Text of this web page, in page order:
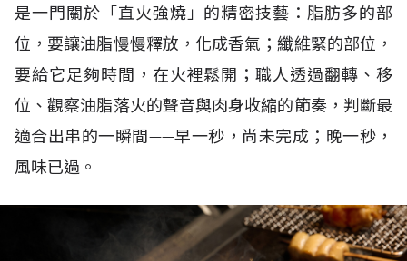
是一門關於「直火強燒」的精密技藝：脂肪多的部
位，要讓油脂慢慢釋放，化成香氣；纖維緊的部位，
要給它足夠時間，在火裡鬆開；職人透過翻轉、移
位、觀察油脂落火的聲音與肉身收縮的節奏，判斷最
適合出串的一瞬間——早一秒，尚未完成；晚一秒，
風味已過。